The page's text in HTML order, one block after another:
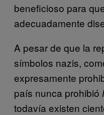
beneficioso para
adecuadamente
A pesar de que la
símbolos nazis,
expresamente
país nunca prohibió
todavía existen